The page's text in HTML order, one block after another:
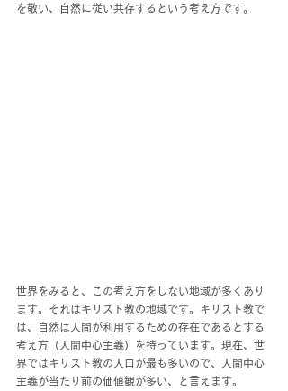
を敬い、自然に従い共存するという考え方です。
世界をみると、この考え方をしない地域が多くあり
ます。それはキリスト教の地域です。キリスト教で
は、自然は人間が利用するための存在であるとする
考え方（人間中心主義）を持っています。現在、世
界ではキリスト教の人口が最も多いので、人間中心
主義が当たり前の価値観が多い、と言えます。